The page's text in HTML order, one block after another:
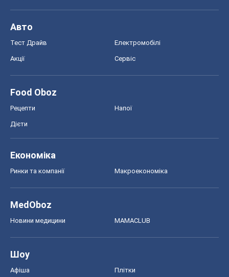
Авто
Тест Драйв Електромобілі
Акції Сервіс
Food Oboz
Рецепти Напої
Дієти
Економіка
Ринки та компанії Макроекономіка
MedOboz
Новини медицини MAMACLUB
Шоу
Афіша Плітки